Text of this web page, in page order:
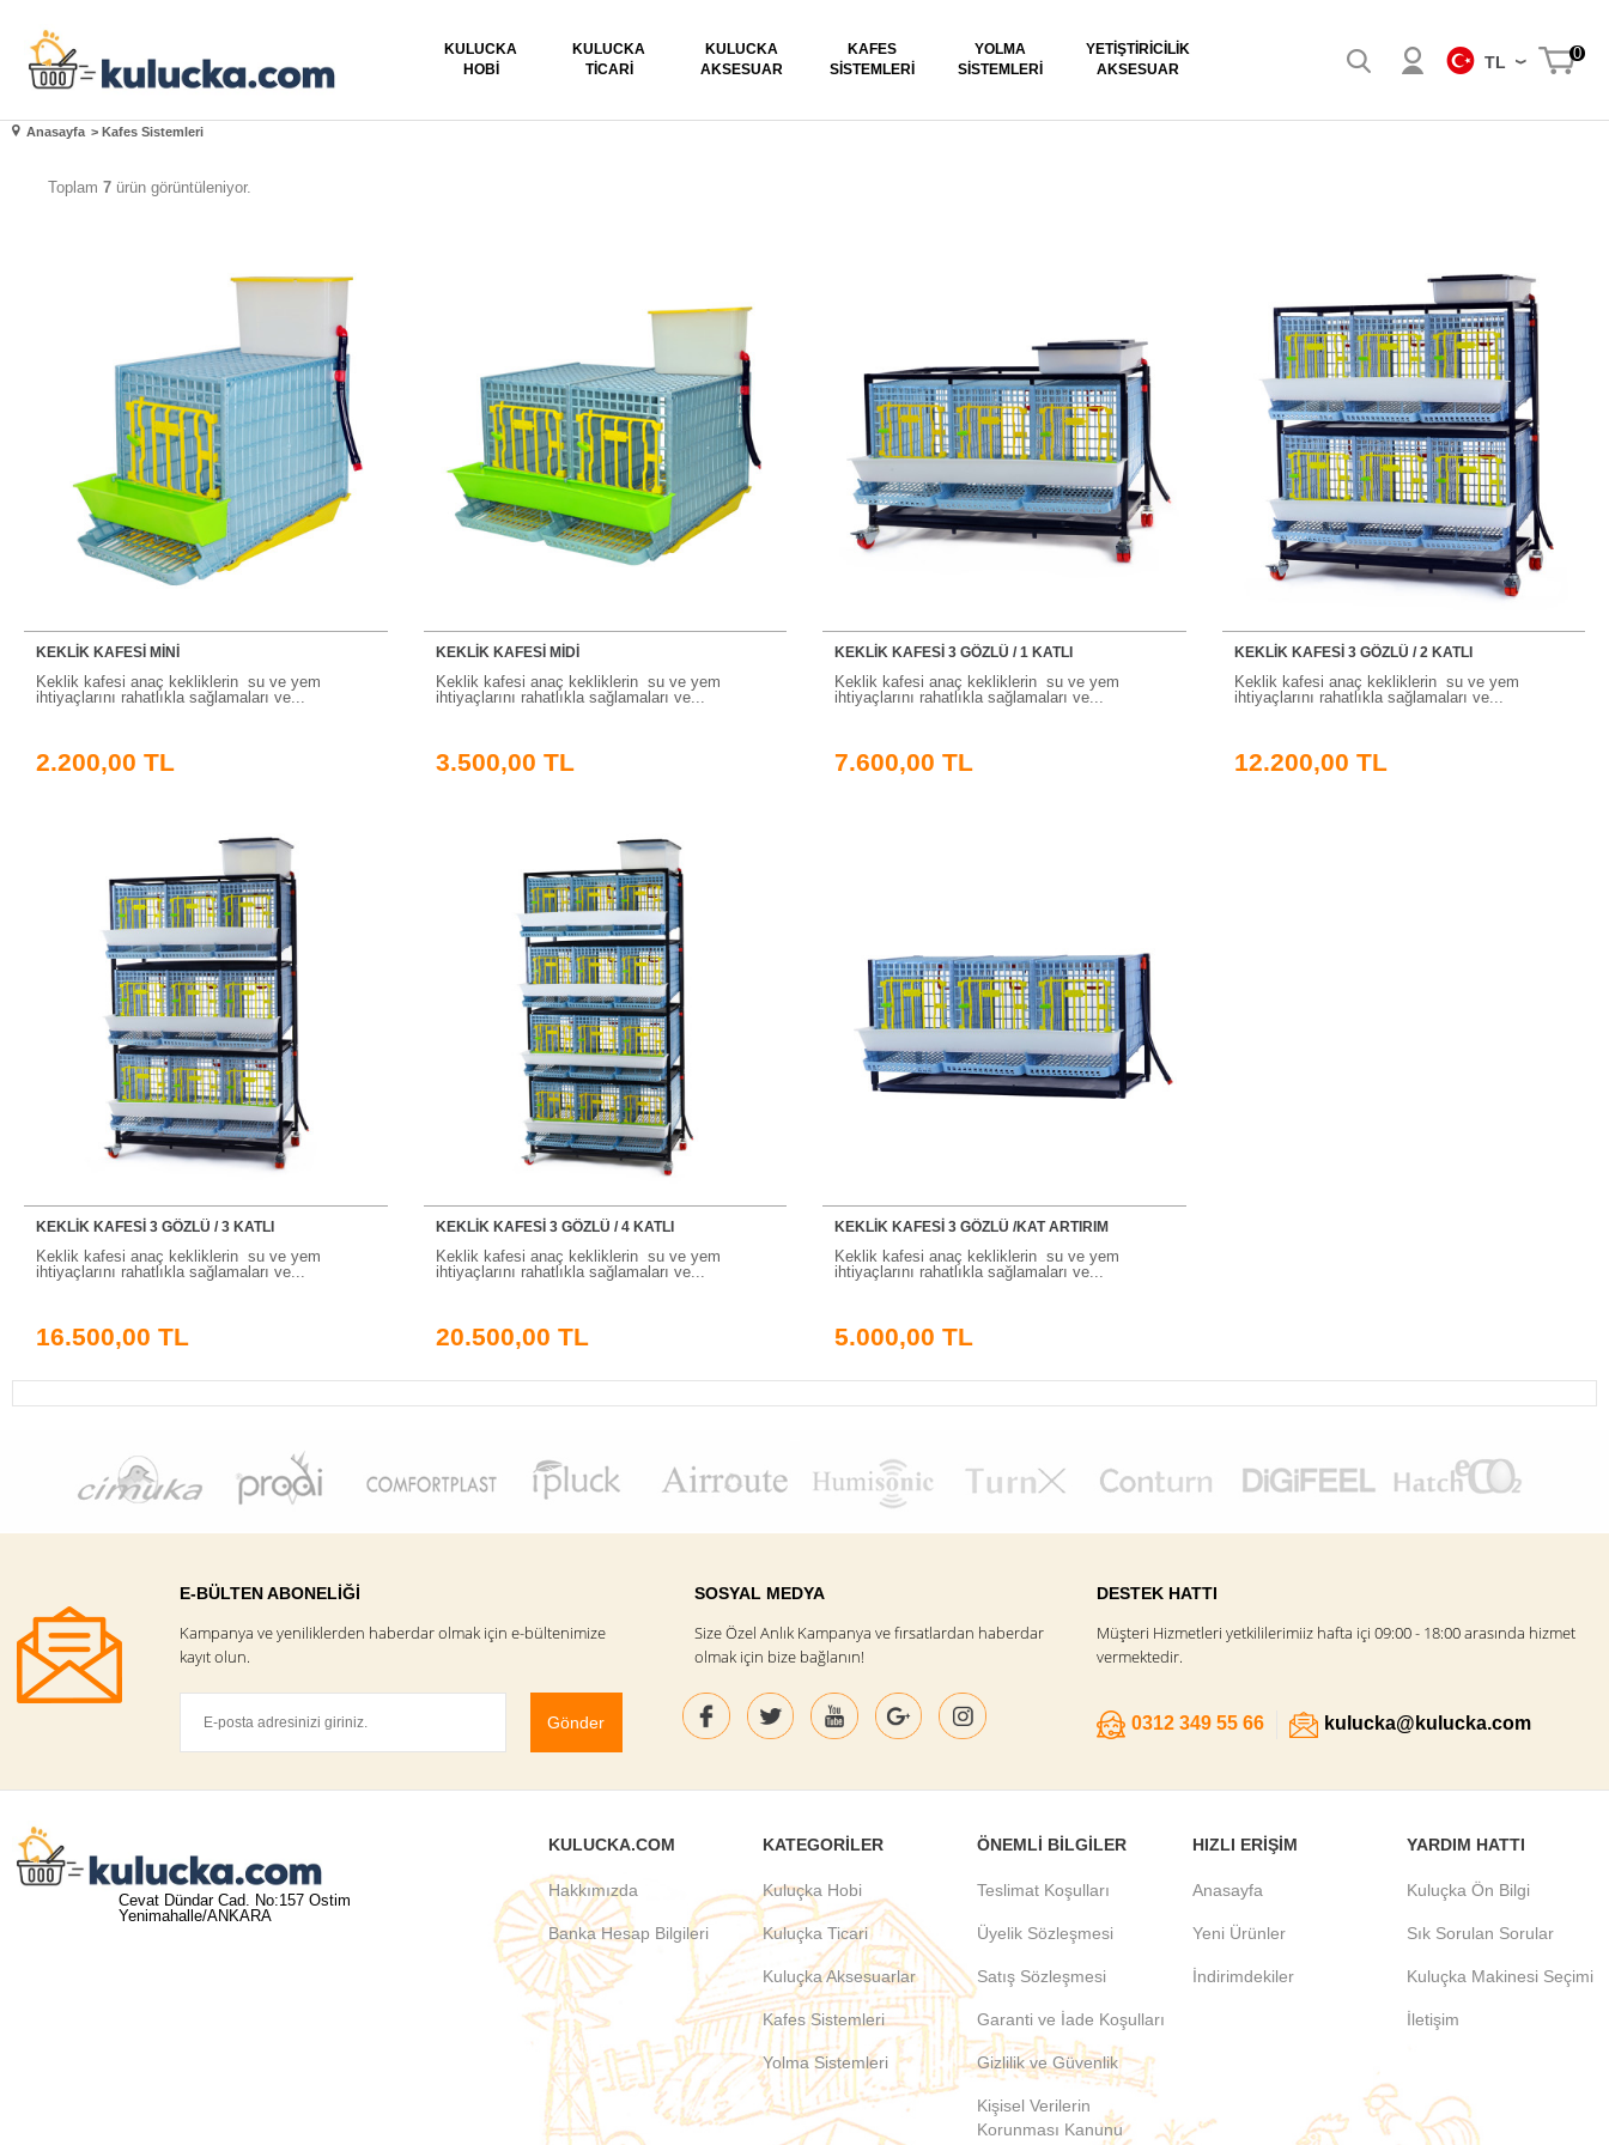
KULUCKA
HOBI
KULUCKA
TICARI
KULUCKA
AKSESUAR
KAFES
SISTEMLERI
YOLMA
SISTEMLERI
YETIŞTIRICILIK
AKSESUAR
TL 0
Anasayfa > Kafes Sistemleri
Toplam 7 ürün görüntüleniyor.
KEKLİK KAFESİ MİNİ
Keklik kafesi anaç kekliklerin su ve yem
ihtiyaçlarını rahatlıkla sağlamaları ve...
2.200,00 TL
KEKLİK KAFESİ MİDİ
Keklik kafesi anaç kekliklerin su ve yem
ihtiyaçlarını rahatlıkla sağlamaları ve...
3.500,00 TL
KEKLİK KAFESİ 3 GÖZLÜ / 1 KATLI
Keklik kafesi anaç kekliklerin su ve yem
ihtiyaçlarını rahatlıkla sağlamaları ve...
7.600,00 TL
KEKLİK KAFESİ 3 GÖZLÜ / 2 KATLI
Keklik kafesi anaç kekliklerin su ve yem
ihtiyaçlarını rahatlıkla sağlamaları ve...
12.200,00 TL
KEKLİK KAFESİ 3 GÖZLÜ / 3 KATLI
Keklik kafesi anaç kekliklerin su ve yem
ihtiyaçlarını rahatlıkla sağlamaları ve...
16.500,00 TL
KEKLİK KAFESİ 3 GÖZLÜ / 4 KATLI
Keklik kafesi anaç kekliklerin su ve yem
ihtiyaçlarını rahatlıkla sağlamaları ve...
20.500,00 TL
KEKLİK KAFESİ 3 GÖZLÜ /KAT ARTIRIM
Keklik kafesi anaç kekliklerin su ve yem
ihtiyaçlarını rahatlıkla sağlamaları ve...
5.000,00 TL
E-BÜLTEN ABONELİĞİ
Kampanya ve yeniliklerden haberdar olmak için e-bültenimize
kayıt olun.
SOSYAL MEDYA
Size Özel Anlık Kampanya ve fırsatlardan haberdar
olmak için bize bağlanın!
DESTEK HATTI
Müşteri Hizmetleri yetkililerimiiz hafta içi 09:00 - 18:00 arasında hizmet
vermektedir.
0312 349 55 66 kulucka@kulucka.com
Cevat Dündar Cad. No:157 Ostim
Yenimahalle/ANKARA
KULUCKA.COM
Hakkımızda
Banka Hesap Bilgileri
KATEGORILER
Kuluçka Hobi
Kuluçka Ticari
Kuluçka Aksesuarlar
Kafes Sistemleri
Yolma Sistemleri
ÖNEMLI BILGILER
Teslimat Koşulları
Üyelik Sözleşmesi
Satış Sözleşmesi
Garanti ve İade Koşulları
Gizlilik ve Güvenlik
Kişisel Verilerin
Korunması Kanunu
HIZLI ERIŞIM
Anasayfa
Yeni Ürünler
İndirimdekiler
YARDIM HATTI
Kuluçka Ön Bilgi
Sık Sorulan Sorular
Kuluçka Makinesi Seçimi
İletişim